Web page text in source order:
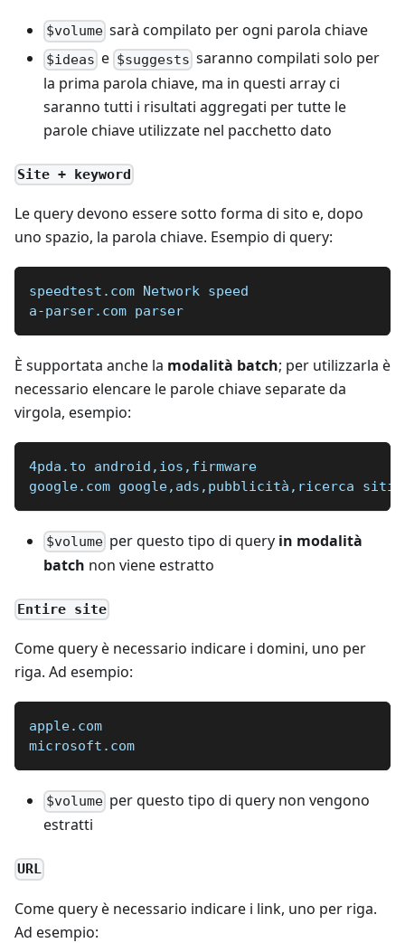
$volume sarà compilato per ogni parola chiave
$ideas e $suggests saranno compilati solo per
la prima parola chiave, ma in questi array ci
saranno tutti i risultati aggregati per tutte le
parole chiave utilizzate nel pacchetto dato
Site + keyword
Le query devono essere sotto forma di sito e, dopo
uno spazio, la parola chiave. Esempio di query:
speedtest.com Network speed
a-parser.com parser
È supportata anche la modalità batch; per utilizzarla è
necessario elencare le parole chiave separate da
virgola, esempio:
4pda.to android,ios,firmware
google.com google,ads,pubblicità,ricerca siti
$volume per questo tipo di query in modalità
batch non viene estratto
Entire site
Come query è necessario indicare i domini, uno per
riga. Ad esempio:
apple.com
microsoft.com
$volume per questo tipo di query non vengono
estratti
URL
Come query è necessario indicare i link, uno per riga.
Ad esempio: